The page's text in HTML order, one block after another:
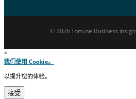
© 2026 Fortune Business
×
我们使用 Cookie。
以提升您的体验。
接受